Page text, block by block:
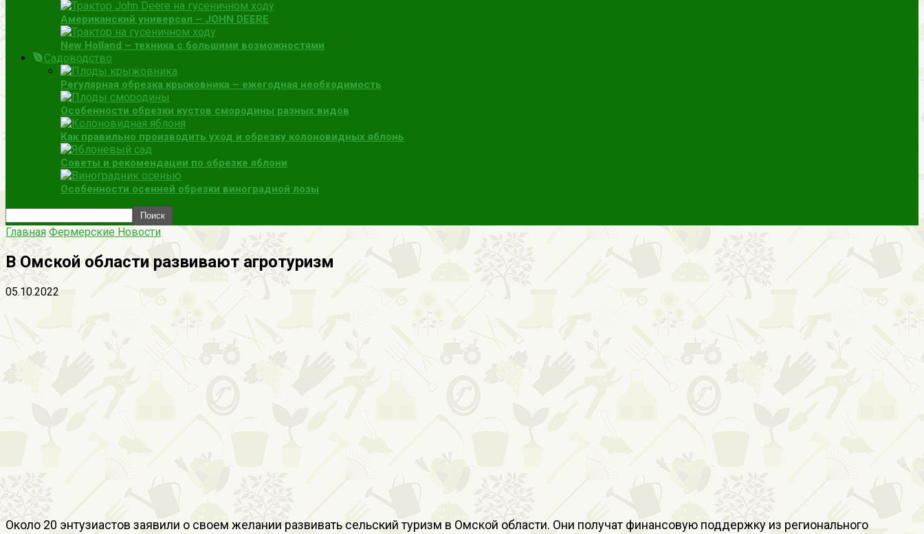
Американский универсал – JOHN DEERE
New Holland – техника с большими возможностями
Садоводство
Регулярная обрезка крыжовника – ежегодная необходимость
Особенности обрезки кустов смородины разных видов
Как правильно производить уход и обрезку колоновидных яблонь
Советы и рекомендации по обрезке яблони
Особенности осенней обрезки виноградной лозы
Главная Фермерские Новости
В Омской области развивают агротуризм
05.10.2022
Около 20 энтузиастов заявили о своем желании развивать сельский туризм в Омской области. Они получат финансовую поддержку из регионального